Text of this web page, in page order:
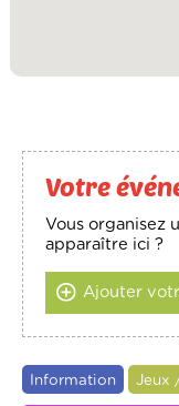
Votre
Vous organisez
apparaître ici ?
Ajouter
Information Jeux